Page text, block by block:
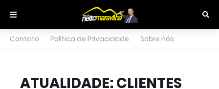
Contato Política de Privacidade Sobre nós
ATUALIDADE: CLIENTES